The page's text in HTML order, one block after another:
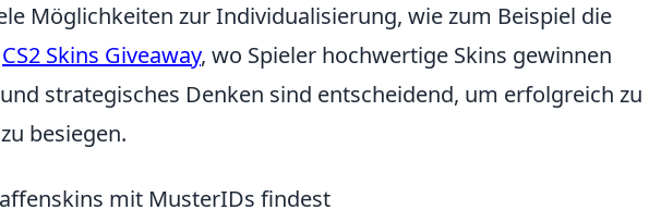
Möglichkeiten zur Individualisierung, wie zum Beispiel die
CS2 Skins Giveaway, wo Spieler hochwertige Skins gewinnen
strategisches Denken sind entscheidend, um erfolgreich zu
besiegen.
mit MusterIDs findest